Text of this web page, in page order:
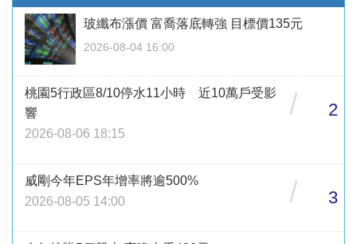
玻纖布漲價 富喬落底轉強 目標價135元
2026-08-04 16:00
桃園5行政區8/10停水11小時 近10萬戶受影
響
2026-08-06 18:15
/ 2
威剛今年EPS年增率將逾500%
2026-08-05 14:00
/ 3